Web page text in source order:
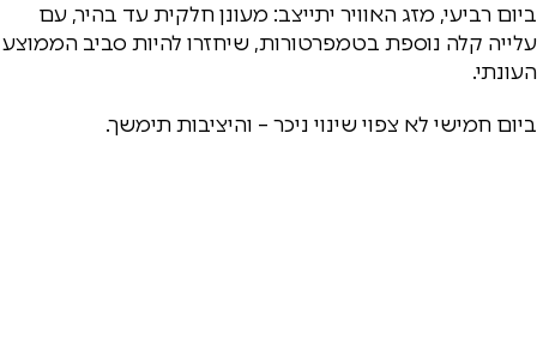
ביום רביעי, מזג האוויר יתייצב: מעונן חלקית עד בהיר, עם
עלייה קלה נוספת בטמפרטורות, שיחזרו להיות סביב הממוצע
העונתי.
ביום חמישי לא צפוי שינוי ניכר – והיציבות תימשך.